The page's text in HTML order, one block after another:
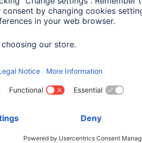
Wybierz kraj
Warunki gwarancji Deklaracje